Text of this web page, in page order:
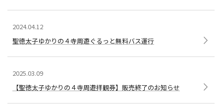
2024.04.12
聖徳太子ゆかりの４寺周遊ぐるっと無料バス運行
2025.03.09
【聖徳太子ゆかりの４寺周遊拝観券】販売終了のお知らせ